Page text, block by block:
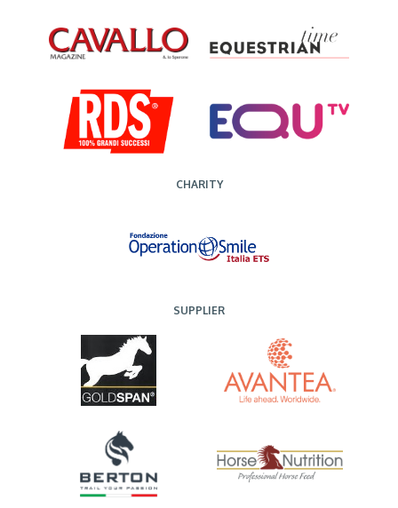
CHARITY
SUPPLIER